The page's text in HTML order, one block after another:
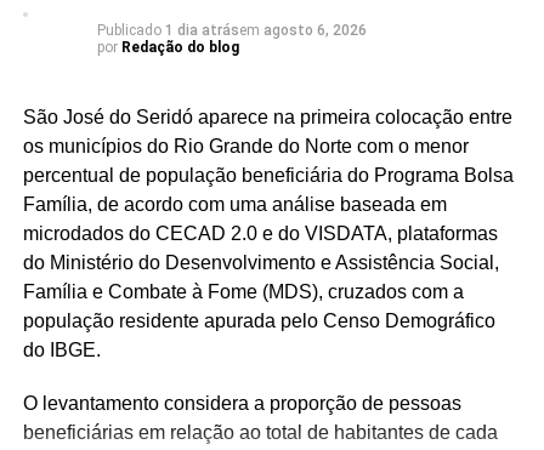
Publicado 1 dia atrásem agosto 6, 2026
por Redação do blog
São José do Seridó aparece na primeira colocação entre
os municípios do Rio Grande do Norte com o menor
percentual de população beneficiária do Programa Bolsa
Família, de acordo com uma análise baseada em
microdados do CECAD 2.0 e do VISDATA, plataformas
do Ministério do Desenvolvimento e Assistência Social,
Família e Combate à Fome (MDS), cruzados com a
população residente apurada pelo Censo Demográfico
do IBGE.
O levantamento considera a proporção de pessoas
beneficiárias em relação ao total de habitantes de cada